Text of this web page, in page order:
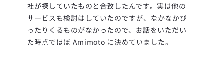
社が探していたものと合致したんです。実は他の
サービスも検討はしていたのですが、なかなかぴ
ったりくるものがなかったので、お話をいただい
た時点でほぼ Amimoto に決めていました。